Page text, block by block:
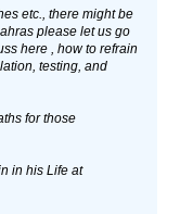
etc., there might be
please let us go
here , how to refrain
testing, and
for those
in his Life at